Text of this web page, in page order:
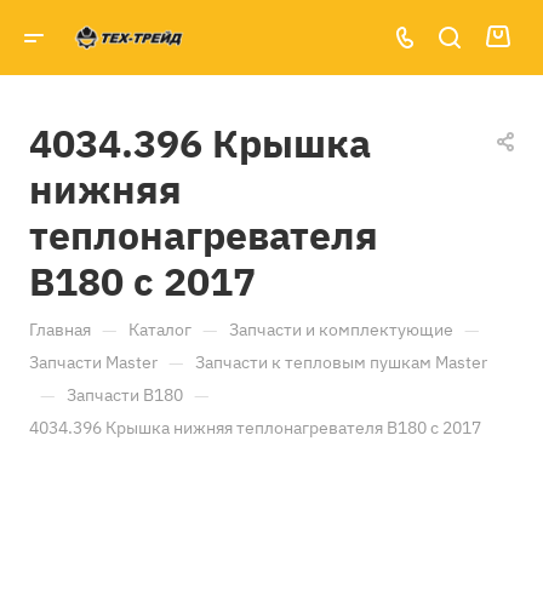
4034.396 Крышка
нижняя
теплонагревателя
B180 с 2017
Главная — Каталог — Запчасти и комплектующие —
Запчасти Master — Запчасти к тепловым пушкам Master
— Запчасти B180 —
4034.396 Крышка нижняя теплонагревателя B180 с 2017